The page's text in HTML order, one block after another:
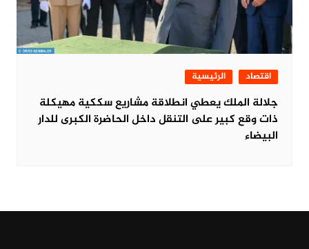
اقتصاد الرئيسية
جلالة الملك يعطي انطلاقة مشاريع سككية مهيكلة
ذات وقع كبير على التنقل داخل الحاضرة الكبرى للدار
البيضاء